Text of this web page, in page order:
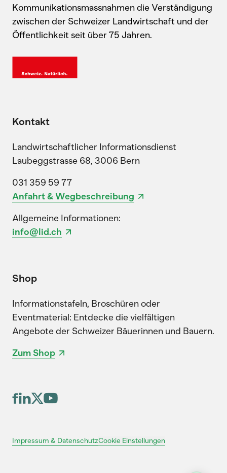
Kommunikationsmassnahmen die Verständigung
zwischen der Schweizer Landwirtschaft und der
Öffentlichkeit seit über 75 Jahren.
Kontakt
Landwirtschaftlicher Informationsdienst
Laubeggstrasse 68, 3006 Bern
031 359 59 77
Anfahrt & Wegbeschreibung
Allgemeine Informationen:
info@lid.ch
Shop
Informationstafeln, Broschüren oder
Eventmaterial: Entdecke die vielfältigen
Angebote der Schweizer Bäuerinnen und Bauern.
Zum Shop
Impressum & DatenschutzCookie Einstellungen